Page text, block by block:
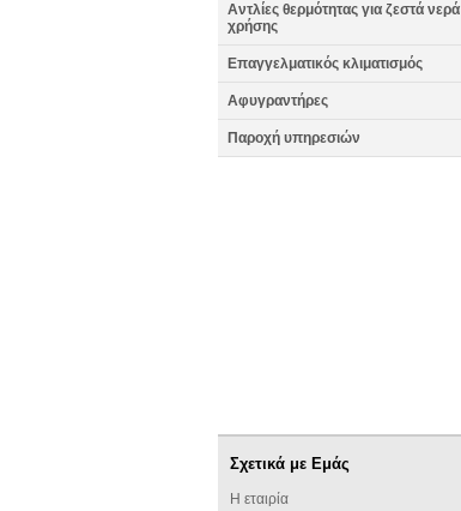
Αντλίες θερμότητας για ζεστά νερά
χρήσης
Επαγγελματικός κλιματισμός
Αφυγραντήρες
Παροχή υπηρεσιών
Σχετικά με Εμάς
Η εταιρία